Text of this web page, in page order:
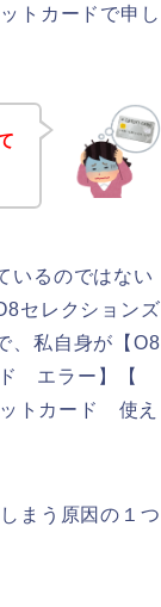
トカードで申し
いるのではない
セレクションズ
、私自身が【O8
ド エラー】【
トカード 使え
まう原因の１つ